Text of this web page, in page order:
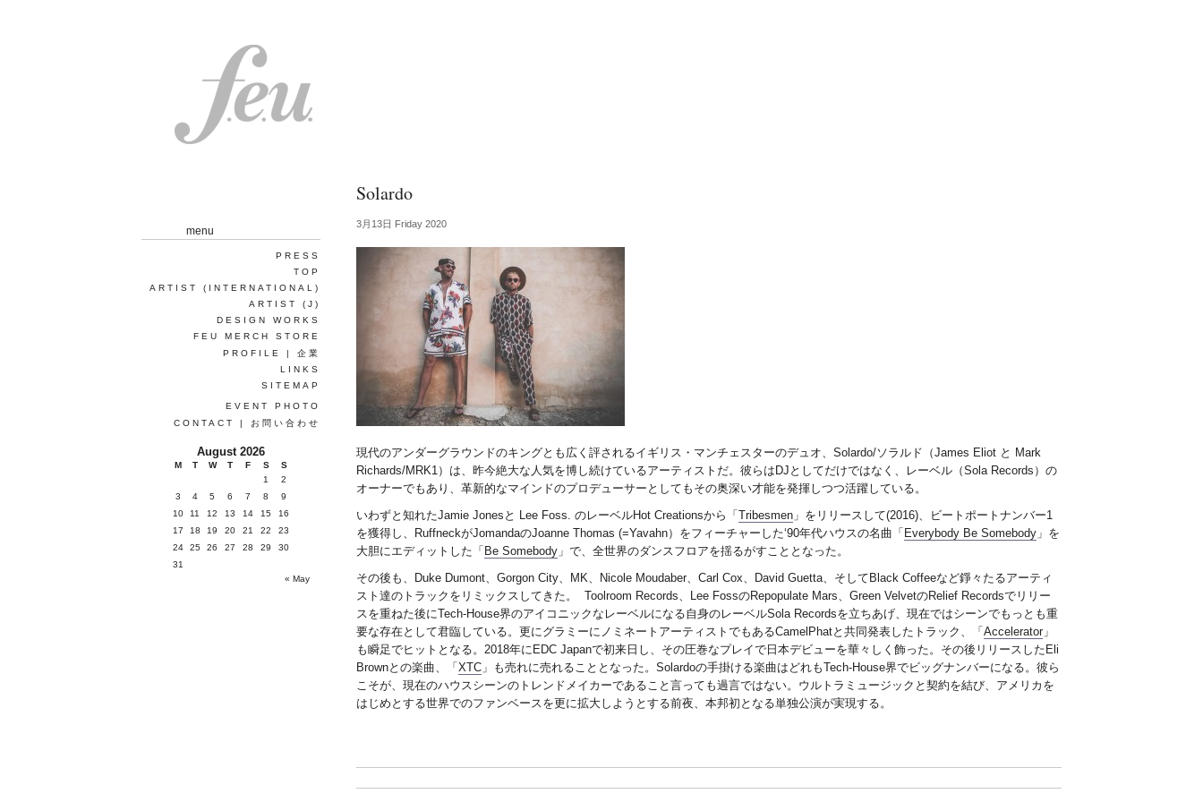
Solardo
3月13日 Friday 2020
現代のアンダーグラウンドのキングとも広く評されるイギリス・マンチェスターのデュオ、Solardo/ソラルド（James Eliot と Mark
Richards/MRK1）は、昨今絶大な人気を博し続けているアーティストだ。彼らはDJとしてだけではなく、レーベル（Sola Records）の
オーナーでもあり、革新的なマインドのプロデューサーとしてもその奥深い才能を発揮しつつ活躍している。
いわずと知れたJamie Jonesと Lee Foss. のレーベルHot Creationsから「 Tribesmen 」をリリースして(2016)、ビートポートナンバー1
を獲得し、RuffneckがJomandaのJoanne Thomas (=Yavahn）をフィーチャーした‘90年代ハウスの名曲「 Everybody Be Somebody 」を
大胆にエディットした「 Be Somebody 」で、全世界のダンスフロアを揺るがすこととなった。
その後も、Duke Dumont、Gorgon City、MK、Nicole Moudaber、Carl Cox、David Guetta、そしてBlack Coffeeなど錚々たるアーティ
スト達のトラックをリミックスしてきた。 Toolroom Records、Lee FossのRepopulate Mars、Green VelvetのRelief Recordsでリリー
スを重ねた後にTech-House界のアイコニックなレーベルになる自身のレーベルSola Recordsを立ちあげ、現在ではシーンでもっとも重
要な存在として君臨している。更にグラミーにノミネートアーティストでもあるCamelPhatと共同発表したトラック、「 Accelerator 」
も瞬足でヒットとなる。2018年にEDC Japanで初来日し、その圧巻なプレイで日本デビューを華々しく飾った。その後リリースしたEli
Brownとの楽曲、「 XTC 」も売れに売れることとなった。Solardoの手掛ける楽曲はどれもTech-House界でビッグナンバーになる。彼ら
こそが、現在のハウスシーンのトレンドメイカーであること言っても過言ではない。ウルトラミュージックと契約を結び、アメリカを
はじめとする世界でのファンベースを更に拡大しようとする前夜、本邦初となる単独公演が実現する。
menu
PRESS
TOP
ARTIST (INTERNATIONAL)
ARTIST (J)
DESIGN WORKS
FEU MERCH STORE
PROFILE | 企業
LINKS
SITEMAP
EVENT PHOTO
CONTACT | お問い合わせ
August 2026
M T W T F S
S
1
2
3
4 5 6 7 8
9
10
11 12 13 14 15
16
17
18 19 20 21 22
23
24
25 26 27 28 29
30
31
« May